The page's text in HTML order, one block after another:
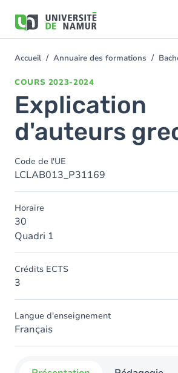
contenu
You
Accueil Annuaire des formations
COURS 2023-2024
Explication
d'auteurs
Code de l'UE
LCLAB013_P31169
Horaire
30
Quadri 1
Crédits ECTS
3
Langue d'enseignement
Français